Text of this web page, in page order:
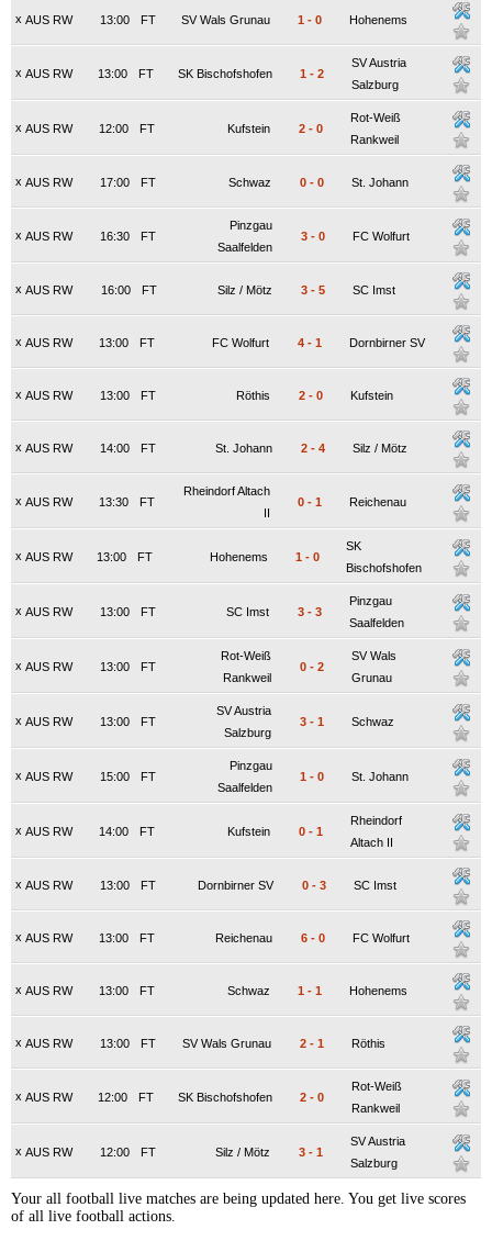
x AUS RW FT
13:00 SV Wals Grunau 1 - 0 Hohenems
x AUS RW FT
13:00 SK Bischofshofen 1 - 2
SV Austria
Salzburg
x AUS RW FT
12:00 Kufstein 2 - 0
Rot-Weiß
Rankweil
x AUS RW FT
17:00 Schwaz 0 - 0 St. Johann
x AUS RW FT
16:30
Pinzgau
Saalfelden
3 - 0 FC Wolfurt
x AUS RW FT
16:00 Silz / Mötz 3 - 5 SC Imst
x AUS RW FT
13:00 FC Wolfurt 4 - 1 Dornbirner SV
x AUS RW FT
13:00 Röthis 2 - 0 Kufstein
x AUS RW FT
14:00 St. Johann 2 - 4 Silz / Mötz
x AUS RW FT
13:30
Rheindorf Altach
II
0 - 1 Reichenau
x AUS RW FT
13:00 Hohenems 1 - 0
SK
Bischofshofen
x AUS RW FT
13:00 SC Imst 3 - 3
Pinzgau
Saalfelden
x AUS RW FT
13:00
Rot-Weiß
Rankweil
0 - 2
SV Wals
Grunau
x AUS RW FT
13:00
SV Austria
Salzburg
3 - 1 Schwaz
x AUS RW FT
15:00
Pinzgau
Saalfelden
1 - 0 St. Johann
x AUS RW FT
14:00 Kufstein 0 - 1
Rheindorf
Altach II
x AUS RW FT
13:00 Dornbirner SV 0 - 3 SC Imst
x AUS RW FT
13:00 Reichenau 6 - 0 FC Wolfurt
x AUS RW FT
13:00 Schwaz 1 - 1 Hohenems
x AUS RW FT
13:00 SV Wals Grunau 2 - 1 Röthis
x AUS RW FT
12:00 SK Bischofshofen 2 - 0
Rot-Weiß
Rankweil
x AUS RW FT
12:00 Silz / Mötz 3 - 1
SV Austria
Salzburg
Your all football live matches are being updated here. You get live scores
of all live football actions.